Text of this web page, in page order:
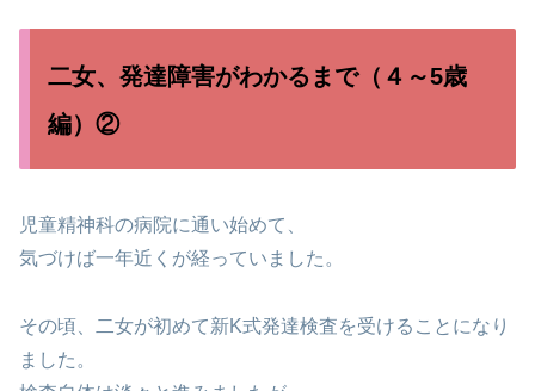
二女、発達障害がわかるまで（４～5歳
編）②
児童精神科の病院に通い始めて、
気づけば一年近くが経っていました。
その頃、二女が初めて新K式発達検査を受けることになり
ました。